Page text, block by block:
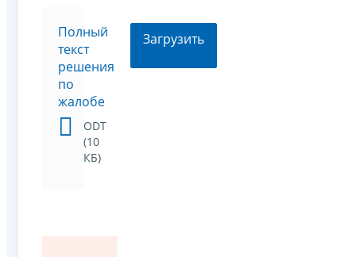
Полный
текст
решения
по
жалобе
ODT
(10
КБ)
Загрузить